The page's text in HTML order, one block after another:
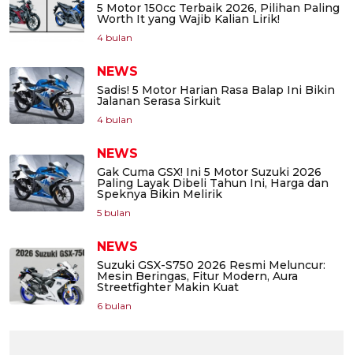
5 Motor 150cc Terbaik 2026, Pilihan Paling
Worth It yang Wajib Kalian Lirik!
4 bulan
NEWS
Sadis! 5 Motor Harian Rasa Balap Ini Bikin
Jalanan Serasa Sirkuit
4 bulan
NEWS
Gak Cuma GSX! Ini 5 Motor Suzuki 2026
Paling Layak Dibeli Tahun Ini, Harga dan
Speknya Bikin Melirik
5 bulan
NEWS
Suzuki GSX-S750 2026 Resmi Meluncur:
Mesin Beringas, Fitur Modern, Aura
Streetfighter Makin Kuat
6 bulan